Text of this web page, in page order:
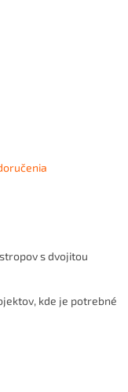
s dvojitou
kde je potrebné